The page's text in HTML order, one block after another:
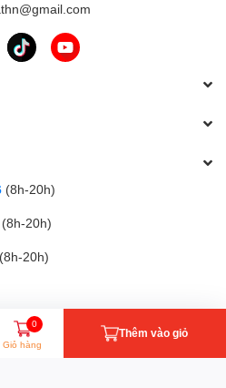
(8h-20h)
(8h-20h)
(8h-20h)
0
Giỏ hàng
Thêm vào giỏ